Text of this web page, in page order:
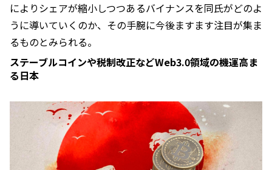
によりシェアが縮小しつつあるバイナンスを同氏がどのよ
うに導いていくのか、その手腕に今後ますます注目が集ま
るものとみられる。
ステーブルコインや税制改正などWeb3.0領域の機運高ま
る日本